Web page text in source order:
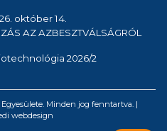
október 14.
AZ AZBESZTVÁLSÁGRÓL
2026/2
Minden jog fenntartva. |
webdesign